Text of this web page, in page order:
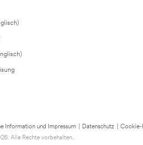
Information und Impressum Datenschutz
Cookie-
Alle Rechte vorbehalten..